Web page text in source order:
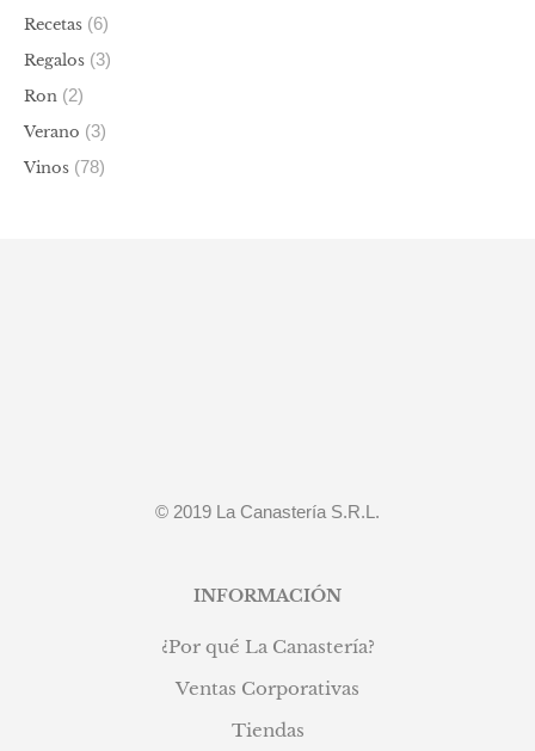
Recetas (6)
Regalos (3)
Ron (2)
Verano (3)
Vinos (78)
© 2019 La Canastería S.R.L.
INFORMACIÓN
¿Por qué La Canastería?
Ventas Corporativas
Tiendas